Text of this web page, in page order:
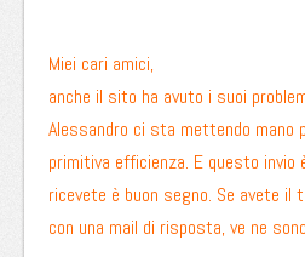
Miei cari amici,
anche il sito ha avuto i suoi
Alessandro ci sta mettendo mano
primitiva efficienza. E questo
ricevete è buon segno. Se avete il
con una mail di risposta, ve ne